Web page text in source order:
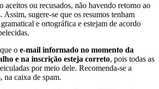
aceitos ou recusados, não havendo retorno ao
Assim, sugere-se que os resumos tenham
e ortográfica e estejam de acordo
o e-mail informado no momento da
e na inscrição esteja correto, pois todas as
por meio dele. Recomenda-se a
na caixa de spam.